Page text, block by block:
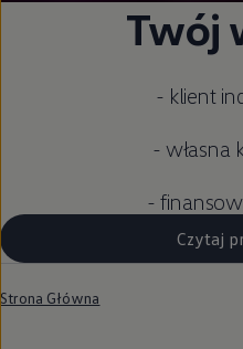
Twój
- klient
- własna
-
Czytaj
Strona Główna